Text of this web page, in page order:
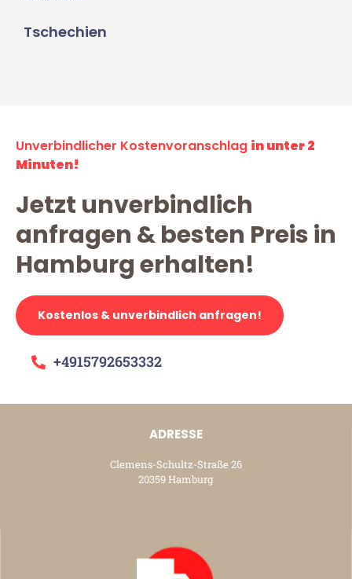
Tschechien
Unverbindlicher Kostenvoranschlag in unter 2
Minuten!
Jetzt unverbindlich
anfragen & besten Preis in
Hamburg erhalten!
Kostenlos & unverbindlich anfragen!
+4915792653332
ADRESSE
Clemens-Schultz-Straße 26
20359 Hamburg